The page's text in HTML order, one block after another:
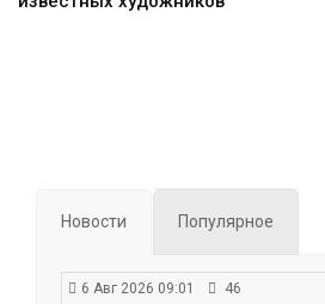
Новости Популярное
6 Авг 2026 09:01 46